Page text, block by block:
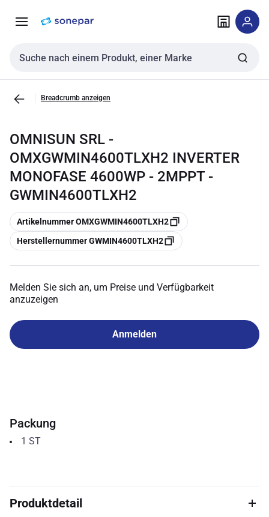
NavigationInhalt
Sucheingabe
Breadcrumb anzeigen
OMNISUN SRL -
OMXGWMIN4600TLXH2 INVERTER
MONOFASE 4600WP - 2MPPT -
GWMIN4600TLXH2
Kopieren
Artikelnummer OMXGWMIN4600TLXH2
Kopieren
Herstellernummer GWMIN4600TLXH2
Melden Sie sich an, um Preise und Verfügbarkeit
anzuzeigen
Anmelden
Packung
1 ST
Produktdetail